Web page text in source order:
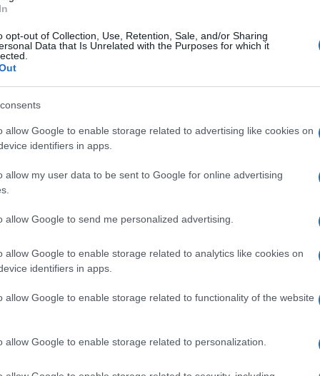
opt-out of Collection, Use, Retention, Sale, and/or Sharing
Data that Is Unrelated with the Purposes for which it
allow Google to enable storage related to advertising like cookies on
identifiers in apps.
allow my user data to be sent to Google for online advertising
allow Google to send me personalized advertising.
allow Google to enable storage related to analytics like cookies on
identifiers in apps.
allow Google to enable storage related to functionality of the website
allow Google to enable storage related to personalization.
dellaFesta Manna di Gaddura, che
Come sempre, la Festa per
una lunga serie di eventi religiosi e di
di Raf
collaborano per dare vita all’ampio
e culturali della città mariana
la Pro Loco, che quest’anno ha visto un
delle nuove leve, l’amministrazione
territorio. Come l’ASD Civitas Mariana, il
culturale Lu Juali, L’ASD
di Luogosanto.
promuovere il turismo al di là dei mesi
fronti – spiega il sindaco Agostino
investimento sul turismo lento ed
Oltre che nella lungimirante
Una piccola anticipazione: ad ottobre
eventi sportivi: il